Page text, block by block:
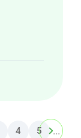
4 5 ...